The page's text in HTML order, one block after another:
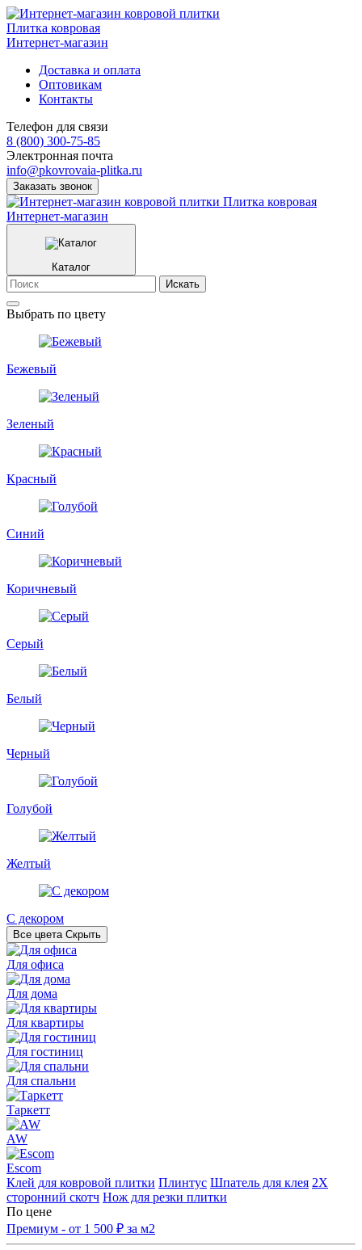
Плитка ковровая
Интернет-магазин
Доставка и оплата
Оптовикам
Контакты
Телефон для связи
8 (800) 300-75-85
Электронная почта
info@pkovrovaia-plitka.ru
Заказать звонок
Плитка ковровая
Интернет-магазин
Каталог
Искать
Выбрать по цвету
Бежевый
Зеленый
Красный
Синий
Коричневый
Серый
Белый
Черный
Голубой
Желтый
С декором
Все цвета Скрыть
Для офиса
Для дома
Для квартиры
Для гостиниц
Для спальни
Таркетт
AW
Escom
Клей для ковровой плитки Плинтус Шпатель для клея 2Х
сторонний скотч Нож для резки плитки
По цене
Премиум - от 1 500 ₽ за м2